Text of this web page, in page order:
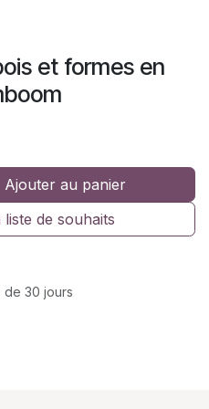
et formes en
Ajouter au panier
de souhaits
de 30 jours